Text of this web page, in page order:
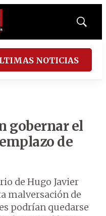
Mostrar
NOTICIAS
gobernar el
de
de Hugo Javier
malversación de
podrían quedarse